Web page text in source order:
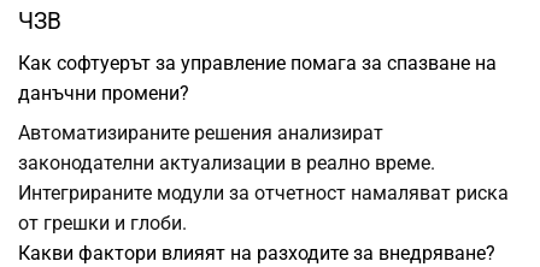
ЧЗВ
Как софтуерът за управление помага за спазване на
данъчни промени?
Автоматизираните решения анализират
законодателни актуализации в реално време.
Интегрираните модули за отчетност намаляват риска
от грешки и глоби.
Какви фактори влияят на разходите за внедряване?